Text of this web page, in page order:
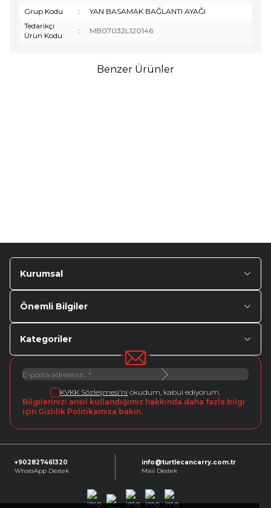
Grup Kodu
:
YAN BASAMAK BAĞLANTI AYAĞI
Tedarikçi
Ürün Kodu
: MB07032L120146
Benzer Ürünler
Kurumsal
Önemli Bilgiler
Kategoriler
KVKK Sözleşmesi'ni okudum, kabul ediyorum.
Bilgilerinizi ansıl kullandığımız hakkında daha fazla bilgi
için Gizlilik Politikamıza bakın.
+902827461320
WhatsApp Destek
info@turtlecancarry.com.tr
Mail Destek